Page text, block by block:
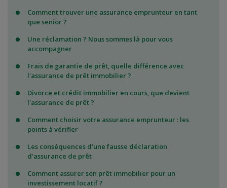
Comment trouver une assurance emprunteur en tant
que senior ?
Une réclamation ? Nous sommes là pour vous
accompagner
Frais de garantie de prêt, quelle différence avec
l'assurance de prêt immobilier ?
Divorce et crédit immobilier en cours, que devient
l'assurance de prêt ?
Comment choisir votre assurance emprunteur : les
points à vérifier
Les conséquences d'une fausse déclaration
d'assurance de prêt
Comment assurer son prêt immobilier pour un
investissement locatif ?